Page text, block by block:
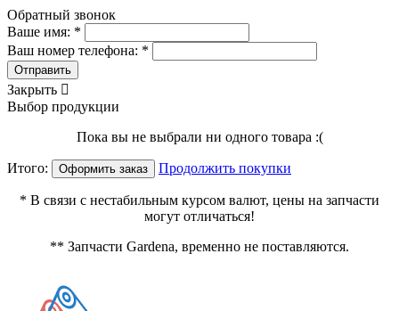
Обратный звонок
Ваше имя: *
Ваш номер телефона: *
Отправить
Закрыть 
Выбор продукции
Пока вы не выбрали ни одного товара :(
Итого: Оформить заказ Продолжить покупки
* В связи с нестабильным курсом валют, цены на запчасти
могут отличаться!
** Запчасти Gardena, временно не поставляются.